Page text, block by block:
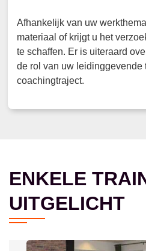
Afhankelijk van uw
materiaal of krijgt u het
te schaffen. Er is uiteraard
de rol van uw leidinggevende
coachingtraject.
ENKELE
UITGELICHT